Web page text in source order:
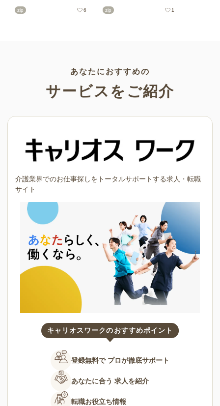
の印刷用テンプレート、飾り
zip 6
リーの可愛くておしゃれなイ
なシーンでご活用ください！
zip 1
あなたにおすすめの
サービスをご紹介
介護業界でのお仕事探しをトータルサポートする求人・転職
サイト
キャリオスワークのおすすめポイント
登録無料で プロが徹底サポート
あなたに合う 求人を紹介
転職お役立ち情報